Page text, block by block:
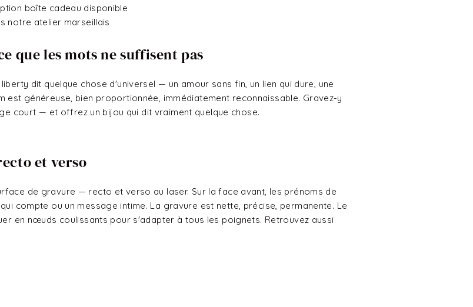
boîte cadeau disponible
notre atelier marseillais
que les mots ne suffisent pas
dit quelque chose d'universel — un amour sans fin, un lien qui dure, une
est généreuse, bien proportionnée, immédiatement reconnaissable. Gravez-y
court — et offrez un bijou qui dit vraiment quelque chose.
et verso
de gravure — recto et verso au laser. Sur la face avant, les prénoms de
compte ou un message intime. La gravure est nette, précise, permanente. Le
en nœuds coulissants pour s'adapter à tous les poignets. Retrouvez aussi